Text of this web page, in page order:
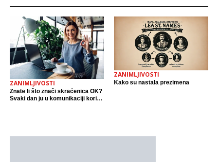
ZANIMLJIVOSTI
Znate li što znači skraćenica OK?
Svaki dan ju u komunikaciji koristi
ZANIMLJIVOSTI
Kako su nastala prezimena